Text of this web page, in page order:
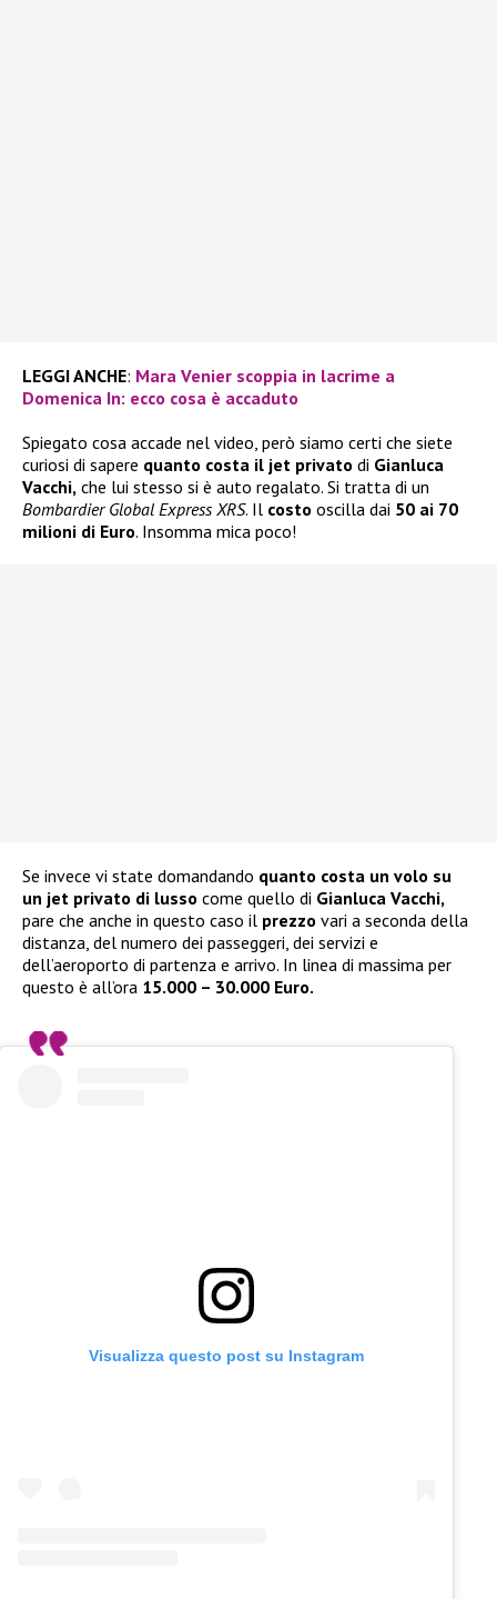
LEGGI ANCHE: Mara Venier scoppia in lacrime a
Domenica In: ecco cosa è accaduto
Spiegato cosa accade nel video, però siamo certi che siete
curiosi di sapere quanto costa il jet privato di Gianluca
Vacchi, che lui stesso si è auto regalato. Si tratta di un
Bombardier Global Express XRS. Il costo oscilla dai 50 ai 70
milioni di Euro. Insomma mica poco!
Se invece vi state domandando quanto costa un volo su
un jet privato di lusso come quello di Gianluca Vacchi,
pare che anche in questo caso il prezzo vari a seconda della
distanza, del numero dei passeggeri, dei servizi e
dell’aeroporto di partenza e arrivo. In linea di massima per
questo è all’ora 15.000 – 30.000 Euro.
Visualizza questo post su Instagram